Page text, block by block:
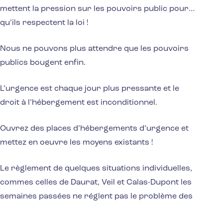
mettent la pression sur les pouvoirs public pour…
qu’ils respectent la loi !
Nous ne pouvons plus attendre que les pouvoirs
publics bougent enfin.
L’urgence est chaque jour plus pressante et le
droit à l’hébergement est inconditionnel.
Ouvrez des places d’hébergements d’urgence et
mettez en oeuvre les moyens existants !
Le règlement de quelques situations individuelles,
commes celles de Daurat, Veil et Calas-Dupont les
semaines passées ne réglent pas le problème des